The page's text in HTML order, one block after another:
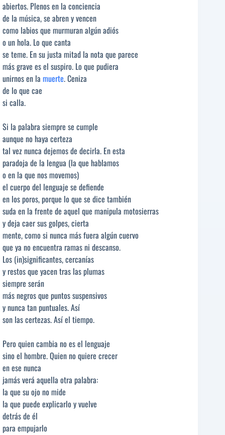
abiertos. Plenos en la conciencia
de la música, se abren y vencen
como labios que murmuran algún adiós
o un hola. Lo que canta
se teme. En su justa mitad la nota que parece
más grave es el suspiro. Lo que pudiera
unirnos en la muerte. Ceniza
de lo que cae
si calla.
Si la palabra siempre se cumple
aunque no haya certeza
tal vez nunca dejemos de decirla. En esta
paradoja de la lengua (la que hablamos
o en la que nos movemos)
el cuerpo del lenguaje se defiende
en los poros, porque lo que se dice también
suda en la frente de aquel que manipula motosierras
y deja caer sus golpes, cierta
mente, como si nunca más fuera algún cuervo
que ya no encuentra ramas ni descanso.
Los (in)significantes, cercanías
y restos que yacen tras las plumas
siempre serán
más negros que puntos suspensivos
y nunca tan puntuales. Así
son las certezas. Así el tiempo.
Pero quien cambia no es el lenguaje
sino el hombre. Quien no quiere crecer
en ese nunca
jamás verá aquella otra palabra:
la que su ojo no mide
la que puede explicarlo y vuelve
detrás de él
para empujarlo